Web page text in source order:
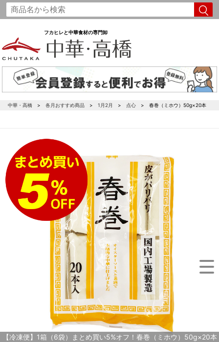
フカヒレと中華食材の専門卸
中華・高橋 各月おすすめ商品 1月2月 点心 春巻（ミホウ）50g×20本
【冷凍便】1箱（6袋）まとめ買い5%オフ！春巻（ミホウ）50g×20本